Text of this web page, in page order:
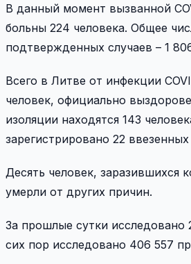
В данный момент вызванной
больны 224 человека. Общее
подтвержденных случаев – 1
Всего в Литве от инфекции
человек, официально
изоляции находятся 143
зарегистрировано 22 ввезенных
Десять человек, заразившихся
умерли от других причин.
За прошлые сутки исследовано
сих пор исследовано 406 557